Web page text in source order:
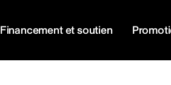
Financement et soutien